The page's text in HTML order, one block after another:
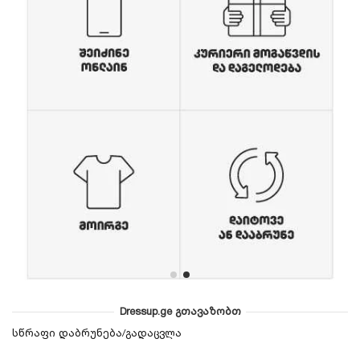
Dressup.ge გთავაზობთ
სწრაფი დაბრუნება/გადაცვლა